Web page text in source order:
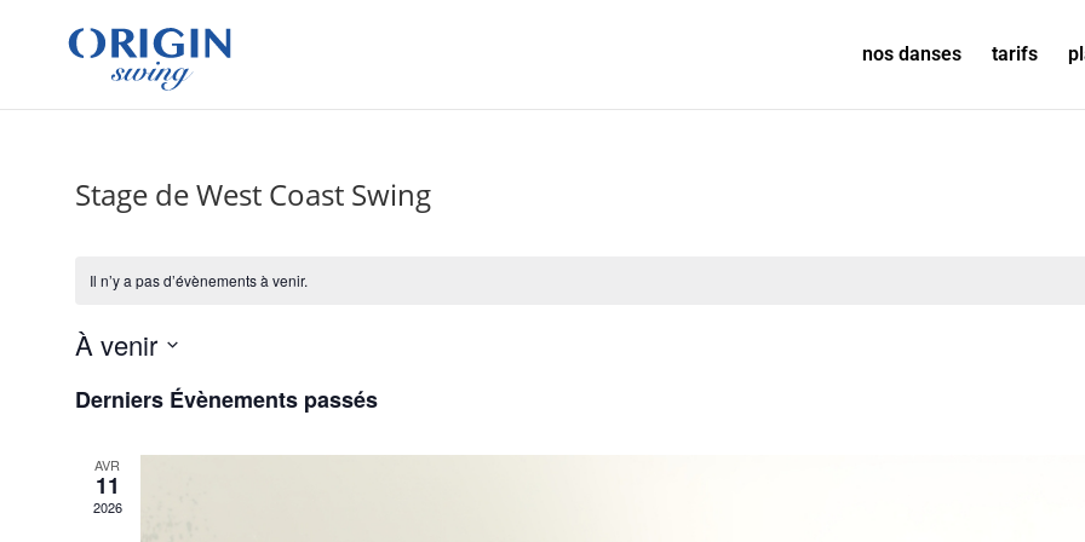
nos danses tarifs
Stage de West Coast Swing
Il n’y a pas d’évènements à venir.
À venir
une
Derniers Évènements passés
AVR
11
2026